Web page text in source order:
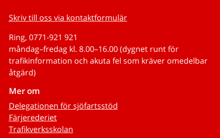
Skriv till oss via kontaktformulär
Ring, 0771-921 921
måndag–fredag kl. 8.00–16.00 (dygnet runt för
trafikinformation och akuta fel som kräver omedelbar
åtgärd)
Mer om
Delegationen för sjöfartsstöd
Färjerederiet
Trafikverksskolan